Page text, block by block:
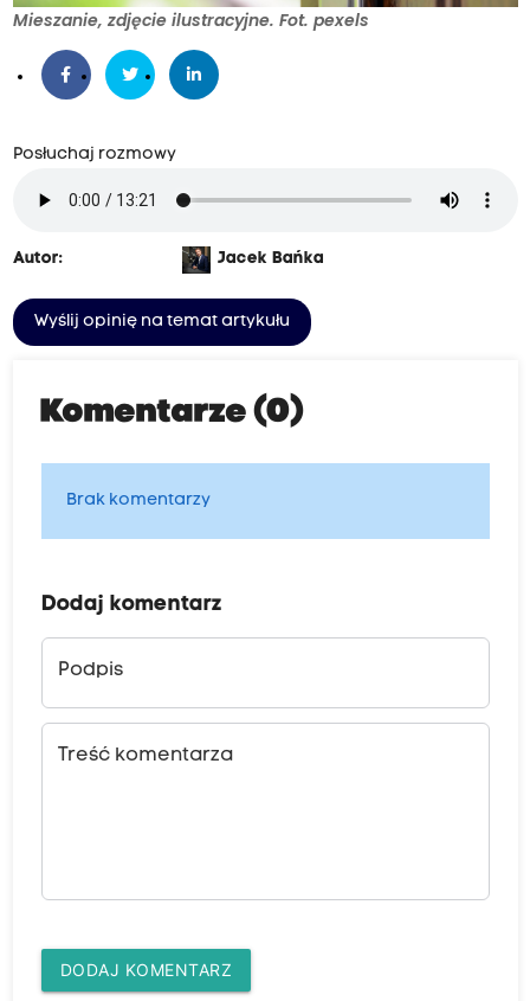
Mieszanie, zdjęcie ilustracyjne. Fot. pexels
Posłuchaj rozmowy
Autor: Jacek Bańka
Wyślij opinię na temat artykułu
Komentarze (0)
Brak komentarzy
Dodaj komentarz
Podpis
Treść komentarza
DODAJ KOMENTARZ